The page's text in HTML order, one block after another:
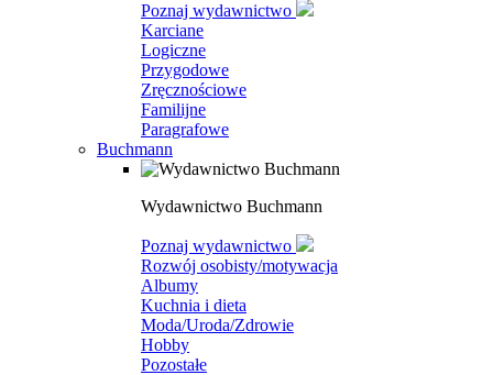
Poznaj wydawnictwo
Karciane
Logiczne
Przygodowe
Zręcznościowe
Familijne
Paragrafowe
Buchmann
Wydawnictwo Buchmann
Poznaj wydawnictwo
Rozwój osobisty/motywacja
Albumy
Kuchnia i dieta
Moda/Uroda/Zdrowie
Hobby
Pozostałe